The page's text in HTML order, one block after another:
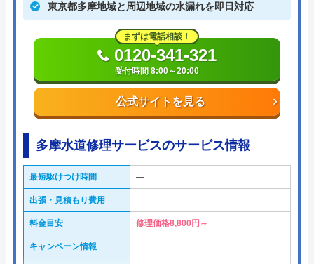
東京都多摩地域と周辺地域の水漏れを即日対応
公式サイトを見る
まずは電話相談！
0120-341-321
受付時間 8:00～20:00
多摩水道修理サービスのサービス情報
最短駆けつけ時間 ―
出張・見積もり費用
料金目安 修理価格8,800円～
キャンペーン情報